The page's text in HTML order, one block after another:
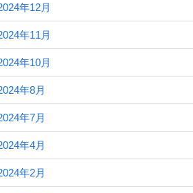
年12月
年11月
年10月
年8月
年7月
年4月
年2月